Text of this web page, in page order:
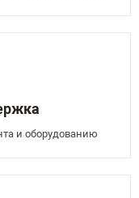
и оборудованию